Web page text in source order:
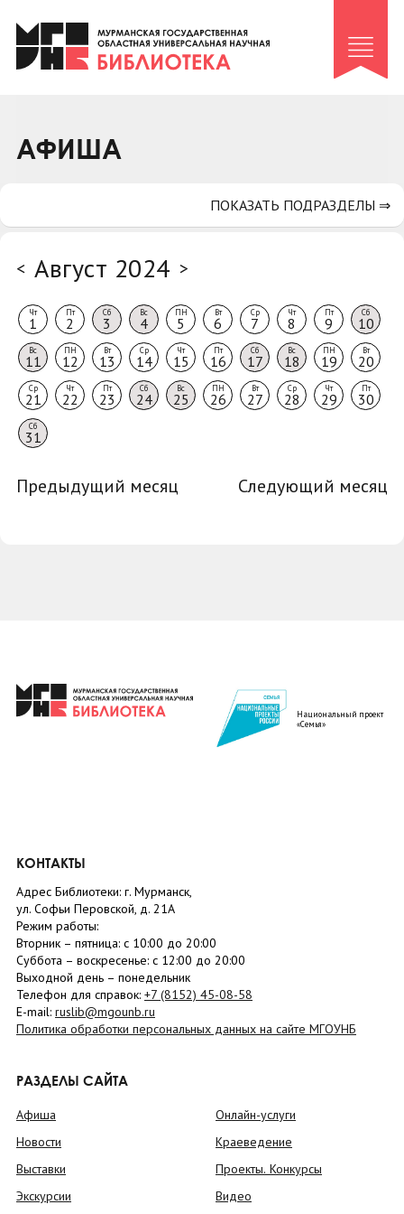
Клуб «Гиря и сельдерей»
Клуб «Семейный архив»
Коллегам
АФИША
< Август 2024 >
Чт
1
Пт
2
Сб
3
Вс
4
ПН
5
Вт
6
Ср
7
Чт
8
Пт
9
Сб
10
Вс
11
ПН
12
Вт
13
Ср
14
Чт
15
Пт
16
Сб
17
Вс
18
ПН
19
Вт
20
Ср
21
Чт
22
Пт
23
Сб
24
Вс
25
ПН
26
Вт
27
Ср
28
Чт
29
Пт
30
Сб
31
Предыдущий месяц Следующий месяц
ПОКАЗАТЬ ПОДРАЗДЕЛЫ ⇒
Национальный проект
«Семья»
КОНТАКТЫ
Адрес Библиотеки: г. Мурманск,
ул. Софьи Перовской, д. 21А
Режим работы:
Вторник – пятница: с 10:00 до 20:00
Суббота – воскресенье: c 12:00 до 20:00
Выходной день – понедельник
Телефон для справок: +7 (8152) 45-08-58
E-mail: ruslib@mgounb.ru
Политика обработки персональных данных на сайте МГОУНБ
РАЗДЕЛЫ САЙТА
Афиша
Новости
Выставки
Экскурсии
Онлайн-услуги
Краеведение
Проекты. Конкурсы
Видео